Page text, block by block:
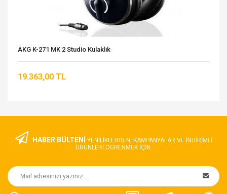
AKG K-271 MK 2 Studio Kulaklık
19.363,00 TL
HABER BÜLTENİ YENILIKLERDEN, KAMPANYALAR VE INDIRIMLI
ÜRÜNLERI ÖGRENMEK IÇIN.